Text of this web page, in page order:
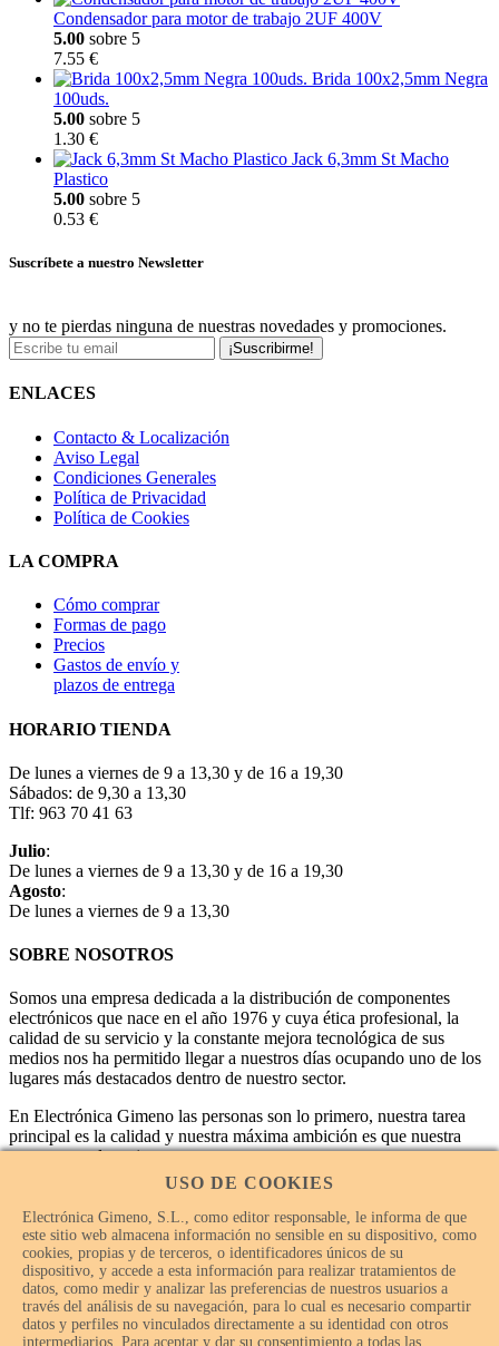
Condensador para motor de trabajo 2UF 400V
5.00 sobre 5
7.55 €
Brida 100x2,5mm Negra
100uds.
5.00 sobre 5
1.30 €
Jack 6,3mm St Macho
Plastico
5.00 sobre 5
0.53 €
Suscríbete a nuestro Newsletter
y no te pierdas ninguna de nuestras novedades y promociones.
¡Suscribirme!
ENLACES
Contacto & Localización
Aviso Legal
Condiciones Generales
Política de Privacidad
Política de Cookies
LA COMPRA
Cómo comprar
Formas de pago
Precios
Gastos de envío y
plazos de entrega
HORARIO TIENDA
De lunes a viernes de 9 a 13,30 y de 16 a 19,30
Sábados: de 9,30 a 13,30
Tlf: 963 70 41 63
Julio:
De lunes a viernes de 9 a 13,30 y de 16 a 19,30
Agosto:
De lunes a viernes de 9 a 13,30
SOBRE NOSOTROS
Somos una empresa dedicada a la distribución de componentes
electrónicos que nace en el año 1976 y cuya ética profesional, la
calidad de su servicio y la constante mejora tecnológica de sus
medios nos ha permitido llegar a nuestros días ocupando uno de los
lugares más destacados dentro de nuestro sector.
En Electrónica Gimeno las personas son lo primero, nuestra tarea
principal es la calidad y nuestra máxima ambición es que nuestra
empresa sea la mejor.
USO DE COOKIES
Electrónica Gimeno, S.L., como editor responsable, le informa de que
este sitio web almacena información no sensible en su dispositivo, como
cookies, propias y de terceros, o identificadores únicos de su
dispositivo, y accede a esta información para realizar tratamientos de
datos, como medir y analizar las preferencias de nuestros usuarios a
través del análisis de su navegación, para lo cual es necesario compartir
datos y perfiles no vinculados directamente a su identidad con otros
intermediarios. Para aceptar y dar su consentimiento a todas las